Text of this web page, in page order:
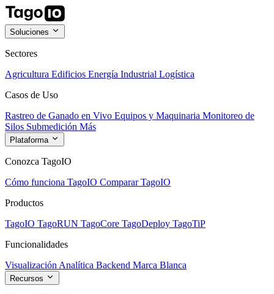
Soluciones
Sectores
Agricultura Edificios Energía Industrial Logística
Casos de Uso
Rastreo de Ganado en Vivo Equipos y Maquinaria Monitoreo de
Silos Submedición Más
Plataforma
Conozca TagoIO
Cómo funciona TagoIO Comparar TagoIO
Productos
TagoIO TagoRUN TagoCore TagoDeploy TagoTiP
Funcionalidades
Visualización Analítica Backend Marca Blanca
Recursos